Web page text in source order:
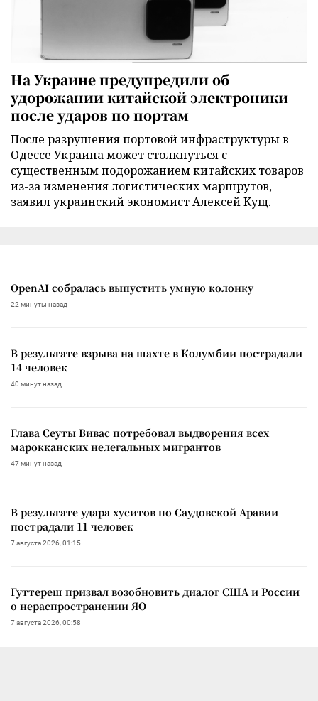
На Украине предупредили об
удорожании китайской электроники
после ударов по портам
После разрушения портовой инфраструктуры в
Одессе Украина может столкнуться с
существенным подорожанием китайских товаров
из-за изменения логистических маршрутов,
заявил украинский экономист Алексей Кущ.
OpenAI собралась выпустить умную колонку
22 минуты назад
В результате взрыва на шахте в Колумбии пострадали
14 человек
40 минут назад
Глава Сеуты Вивас потребовал выдворения всех
марокканских нелегальных мигрантов
47 минут назад
В результате удара хуситов по Саудовской Аравии
пострадали 11 человек
7 августа 2026, 01:15
Гуттереш призвал возобновить диалог США и России
о нераспространении ЯО
7 августа 2026, 00:58